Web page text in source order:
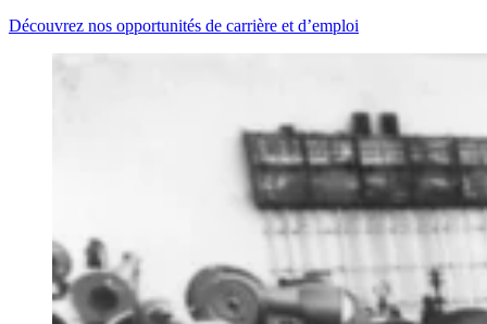
Découvrez nos opportunités de carrière et d’emploi